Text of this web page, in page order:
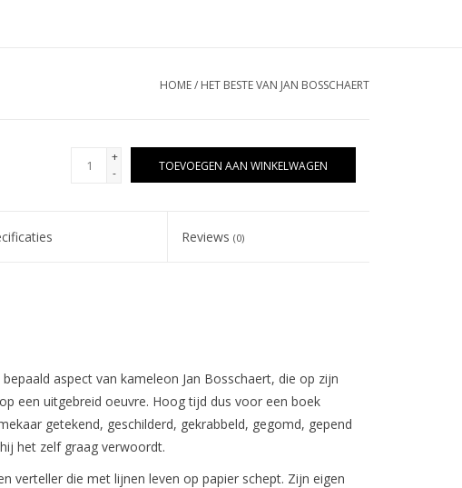
HOME/ HET BESTE VAN JAN BOSSCHAERT
+
-
TOEVOEGEN AAN WINKELWAGEN
Reviews(0)
aspect van kameleon Jan Bosschaert, die op zijn
een uitgebreid oeuvre. Hoog tijd dus voor een boek
getekend, geschilderd, gekrabbeld, gegomd, gepend
het zelf graag verwoordt.
verteller die met lijnen leven op papier schept. Zijn eigen